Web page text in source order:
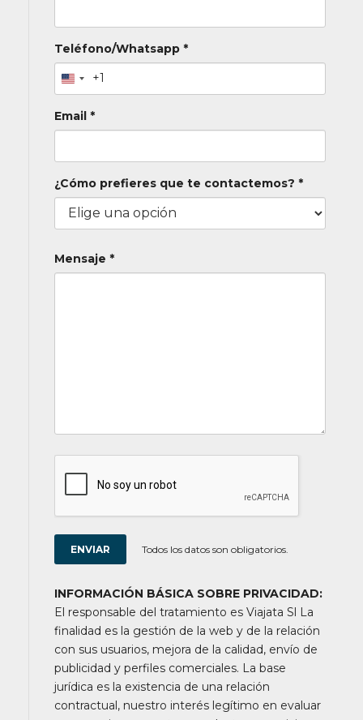
Teléfono/Whatsapp *
+1
Email *
¿Cómo prefieres que te contactemos? *
Mensaje *
Todos los datos son obligatorios.
INFORMACIÓN BÁSICA SOBRE PRIVACIDAD:
El responsable del tratamiento es Viajata Sl La
finalidad es la gestión de la web y de la relación
con sus usuarios, mejora de la calidad, envío de
publicidad y perfiles comerciales. La base
jurídica es la existencia de una relación
contractual, nuestro interés legítimo en evaluar